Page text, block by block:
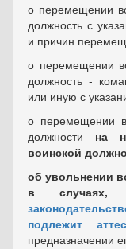
о перемещении
должность с
и причин
о перемещении
должность -
или иную с
о перемещении
должности на
воинской
об увольнении
в случаях,
подлежит
предназначении